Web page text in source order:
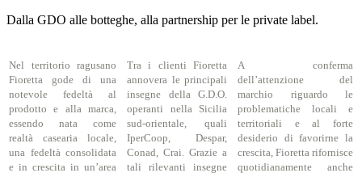
Dalla GDO alle botteghe, alla partnership per le private label.
Nel territorio ragusano
Fioretta gode di una
notevole fedeltà al
prodotto e alla marca,
essendo nata come
realtà casearia locale,
una fedeltà consolidata
e in crescita in un’area
Tra i clienti Fioretta
annovera le principali
insegne della G.D.O.
operanti nella Sicilia
sud-orientale, quali
IperCoop, Despar,
Conad, Crai. Grazie a
tali rilevanti insegne
A conferma
dell’attenzione del
marchio riguardo le
problematiche locali e
territoriali e al forte
desiderio di favorirne la
crescita, Fioretta rifornisce
quotidianamente anche